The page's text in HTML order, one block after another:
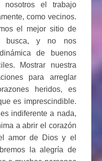
nosotros el trabajo
como vecinos.
el mejor sitio de
busca, y no nos
de buenos
Mostrar nuestra
para arreglar
heridos, es
es imprescindible.
indiferente a nada,
a abrir el corazón
amor de Dios y el
la alegría de